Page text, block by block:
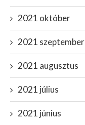
2021 október
2021 szeptember
2021 augusztus
2021 július
2021 június